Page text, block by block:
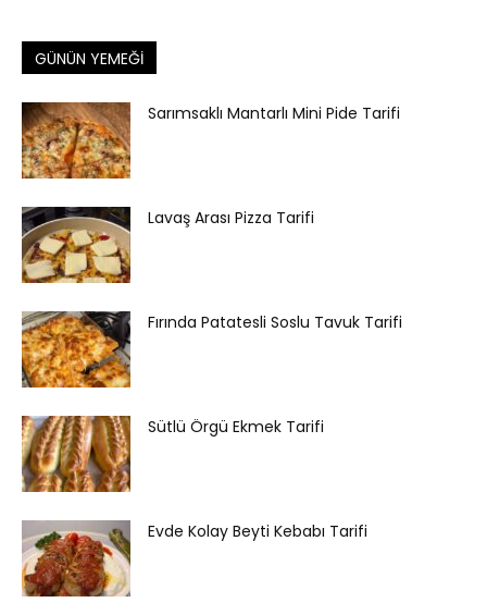
GÜNÜN YEMEĞI
Sarımsaklı Mantarlı Mini Pide Tarifi
Lavaş Arası Pizza Tarifi
Fırında Patatesli Soslu Tavuk Tarifi
Sütlü Örgü Ekmek Tarifi
Evde Kolay Beyti Kebabı Tarifi